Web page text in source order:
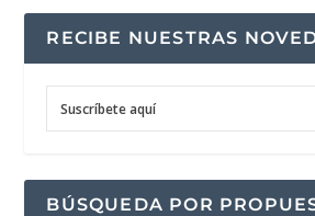
RECIBE NUESTRAS
Suscríbete aquí
BÚSQUEDA POR